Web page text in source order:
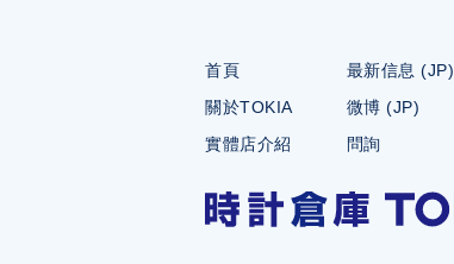
首頁
關於TOKIA
實體店介紹
最新信息 (JP)
微博 (JP)
問詢